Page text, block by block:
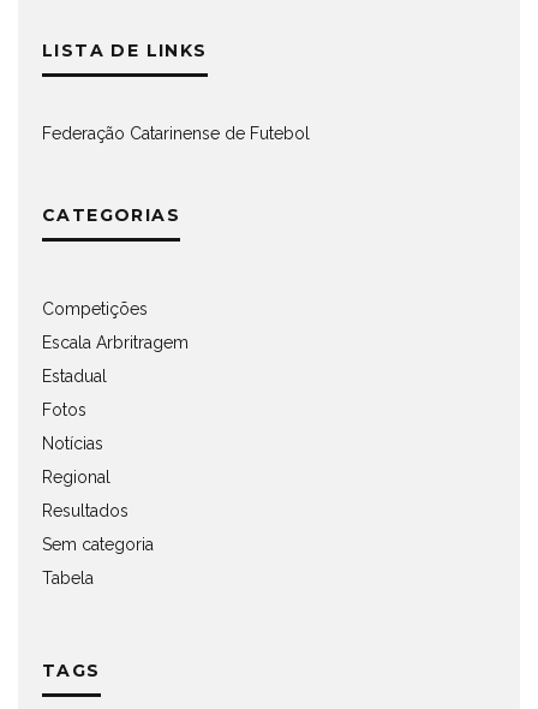
LISTA DE LINKS
Federação Catarinense de Futebol
CATEGORIAS
Competições
Escala Arbritragem
Estadual
Fotos
Notícias
Regional
Resultados
Sem categoria
Tabela
TAGS